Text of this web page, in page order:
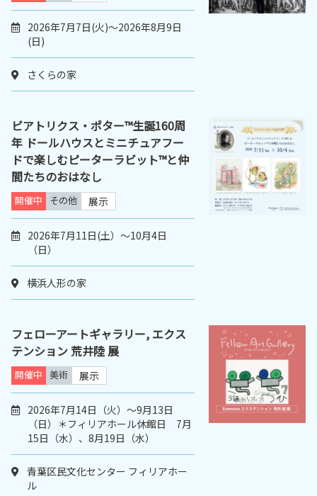
2026年7月7日(火)～2026年8月9日
(日)
さくらの家
ビアトリクス・ポター™生誕160周
年 ドールハウスとミニチュアフー
ドで楽しむピーターラビット™と仲
間たちのおはなし
開催中 その他 展示
2026年7月11日(土）～10月4日
（日）
横浜人形の家
フェローアートギャラリー, エクス
テンション 荒井陸 展
開催中 美術 展示
2026年7月14日（火）〜9月13日
（日）＊フィリアホール休館日 7月
15日（水）、8月19日（水）
青葉区民文化センター フィリアホー
ル